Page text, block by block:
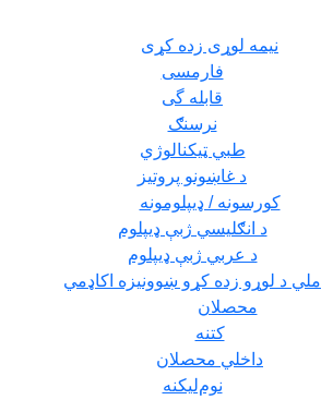
نیمه لوړی زده کړی
فارمسی
قابله گی
نرسنګ
طبي ټیکنالوژي
د غاښونو پروتیز
کورسونه / ډیپلومونه
د انګلیسي ژبې ډیپلوم
د عربي ژبې ډیپلوم
ملي د لوړو زده کړو ښوونیزه اکاډمي
محصلان
کتنه
داخلي محصلان
نوم‌ليکنه